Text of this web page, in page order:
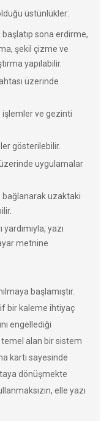
üstünlükler:
başlatıp sona erdirme,
şekil çizme ve
yapılabilir.
üzerinde
ve gezinti
gösterilebilir.
uygulamalar
uzaktaki
yazı
metnine
başlamıştır.
bir kaleme ihtiyaç
engellediği
temel alan bir sistem
kartı sayesinde
dönüşmekte
elle yazı